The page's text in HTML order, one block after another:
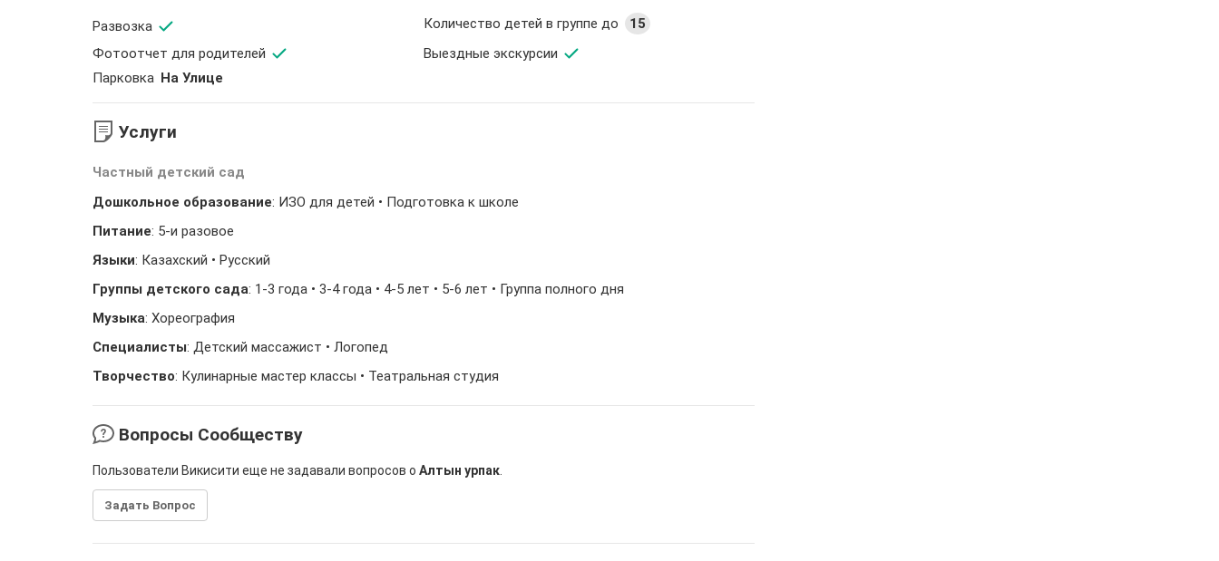
Развозка Количество детей в группе до
15
Фотоотчет для родителей
Выездные экскурсии
Парковка На Улице
Услуги
Частный детский сад
Дошкольное образование: ИЗО для детей • Подготовка к школе
Питание: 5-и разовое
Языки: Казахский • Русский
Группы детского сада: 1-3 года • 3-4 года • 4-5 лет • 5-6 лет • Группа полного дня
Музыка: Хореография
Специалисты: Детский массажист • Логопед
Творчество: Кулинарные мастер классы • Театральная студия
Вопросы Сообществу
Пользователи Викисити еще не задавали вопросов о Алтын урпак
Задать Вопрос